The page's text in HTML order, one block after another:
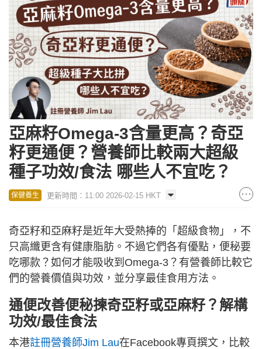
亞麻籽Omega-3含量更高？奇亞
籽更通便？營養師比較兩大超級
種子功效/食法 哪些人不宜吃？
保健養生 更新時間：11:00 2026-02-15 HKT
奇亞籽和亞麻籽是近年大受熱捧的「超級食物」，不
只高纖更含有健康脂肪。不過它們各有優點，便秘要
吃哪款？如何才能吸收到Omega-3？有營養師比較它
們的營養價值與功效，並分享最佳食用方法。
通便改善便秘揀奇亞籽或亞麻籽？解構
功效/最佳食法
本港註冊營養師Jim Lau在Facebook專頁撰文，比較